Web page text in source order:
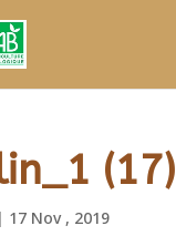
(17)
| 17 Nov , 2019